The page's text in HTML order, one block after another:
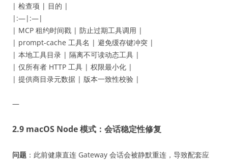
| 检查项 | 目的 |
|:—|:—|
| MCP 租约时间戳 | 防止过期工具调用 |
| prompt-cache 工具名 | 避免缓存键冲突 |
| 本地工具目录 | 隔离不可读动态工具 |
| 仅所有者 HTTP 工具 | 权限最小化 |
| 提供商目录元数据 | 版本一致性校验 |
—
2.9 macOS Node 模式：会话稳定性修复
问题 ：此前健康直连 Gateway 会话会被静默重连，导致配套应